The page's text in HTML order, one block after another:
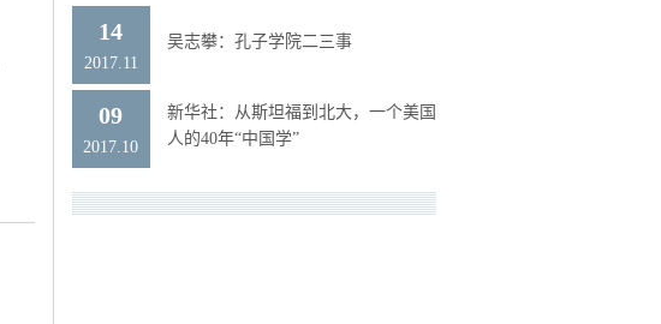
14
2017.11
吴志攀：孔子学院二三事
09
2017.10
新华社：从斯坦福到北大，一个美国
人的40年“中国学”